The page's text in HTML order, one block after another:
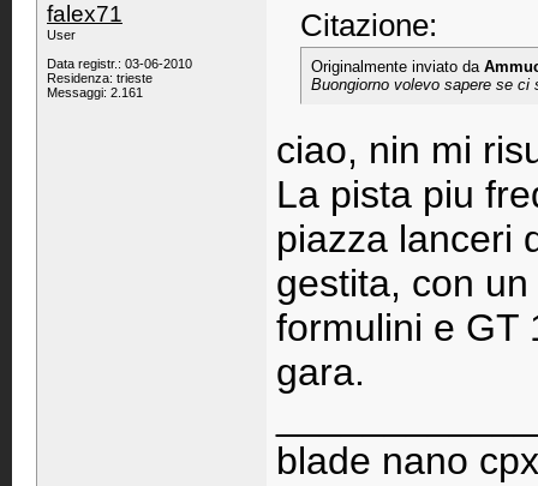
falex71
User
Data registr.: 03-06-2010
Residenza: trieste
Messaggi: 2.161
Citazione:
Originalmente inviato da
Buongiorno volevo sapere se
ciao, nin mi
La pista piu
piazza lanceri
gestita, con
formulini e GT
gara.
blade nano